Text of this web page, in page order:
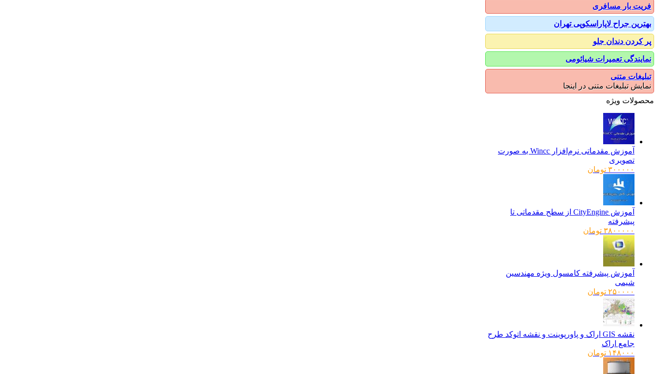
فریت بار مسافری
بهترین جراح لاپاراسکوپی تهران
پر کردن دندان جلو
نمایندگی تعمیرات شیائومی
تبلیغات متنی
نمایش تبلیغات متنی در اینجا
محصولات ویژه
آموزش مقدماتی نرم‌افزار Wincc به صورت
تصویری
۳۰۰۰۰۰ تومان
آموزش CityEngine از سطح مقدماتی تا
پیشرفته
۳۸۰۰۰۰۰ تومان
آموزش پیشرفته کامسول ویژه مهندسین
شیمی
۲۵۰۰۰۰ تومان
نقشه GIS اراک و پاورپوینت و نقشه اتوکد طرح
جامع اراک
۱۴۸۰۰۰ تومان